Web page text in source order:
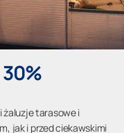
żaluzje tarasowe i
jak i przed ciekawskimi